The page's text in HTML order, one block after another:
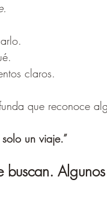
claros.
que reconoce
un viaje.”